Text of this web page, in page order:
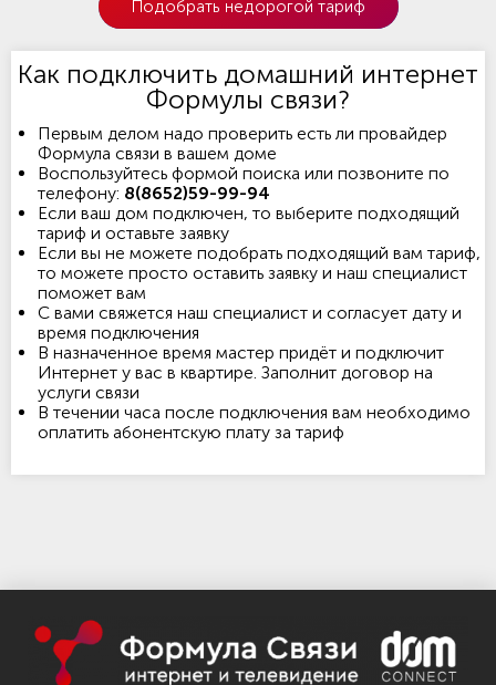
Подобрать недорогой тариф
Как подключить домашний интернет
Формулы связи?
Первым делом надо проверить есть ли провайдер
Формула связи в вашем доме
Воспользуйтесь формой поиска или позвоните по
телефону: 8(8652)59-99-94
Если ваш дом подключен, то выберите подходящий
тариф и оставьте заявку
Если вы не можете подобрать подходящий вам тариф,
то можете просто оставить заявку и наш специалист
поможет вам
С вами свяжется наш специалист и согласует дату и
время подключения
В назначенное время мастер придёт и подключит
Интернет у вас в квартире. Заполнит договор на
услуги связи
В течении часа после подключения вам необходимо
оплатить абонентскую плату за тариф